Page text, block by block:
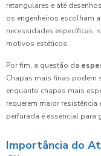
retangulares e até
os engenheiros escolham
necessidades específicas,
motivos estéticos.
Por fim, a questão da
Chapas mais finas podem
enquanto chapas mais
requerem maior
perfurada é essencial para
Importância do